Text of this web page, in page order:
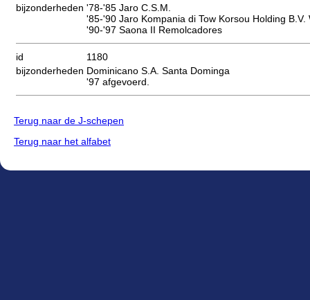
bijzonderheden '78-'85 Jaro C.S.M.
'85-'90 Jaro Kompania di Tow Korsou Holding B.V.
'90-'97 Saona II Remolcadores
id
1180
bijzonderheden Dominicano S.A. Santa Dominga
'97 afgevoerd.
Terug naar de J-schepen
Terug naar het alfabet